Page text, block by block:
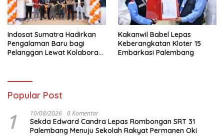
Indosat Sumatra Hadirkan
Pengalaman Baru bagi
Pelanggan Lewat Kolaborasi
Kakanwil Babel Lepas
Keberangkatan Kloter 15
Embarkasi Palembang
Popular Post
1 10/08/2026 0 Komentar
Sekda Edward Candra Lepas Rombongan SRT 31
Palembang Menuju Sekolah Rakyat Permanen Oki